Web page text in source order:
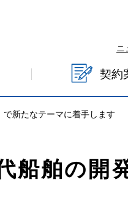
ニ
契約
新たなテーマに着手します
船舶の開